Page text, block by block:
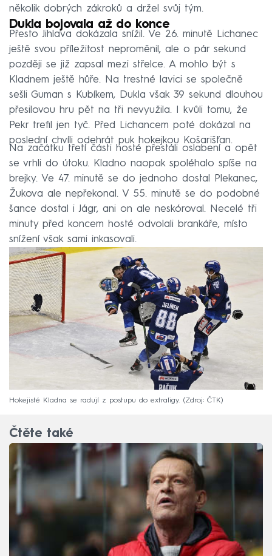
několik dobrých zákroků a držel svůj tým.
Dukla bojovala až do konce
Přesto Jihlava dokázala snížil. Ve 26. minutě Lichanec
ještě svou příležitost neproměnil, ale o pár sekund
později se již zapsal mezi střelce. A mohlo být s
Kladnem ještě hůře. Na trestné lavici se společně
sešli Guman s Kubíkem, Dukla však 39 sekund dlouhou
přesilovou hru pět na tři nevyužila. I kvůli tomu, že
Pekr trefil jen tyč. Před Lichancem poté dokázal na
poslední chvíli odehrát puk hokejkou Košarišťan.
Na začátku třetí části hosté přestáli oslabení a opět
se vrhli do útoku. Kladno naopak spoléhalo spíše na
brejky. Ve 47. minutě se do jednoho dostal Plekanec,
Žukova ale nepřekonal. V 55. minutě se do podobné
šance dostal i Jágr, ani on ale neskóroval. Necelé tři
minuty před koncem hosté odvolali brankáře, místo
snížení však sami inkasovali.
Hokejisté Kladna se radují z postupu do extraligy. Zdroj: ČTK
Čtěte také